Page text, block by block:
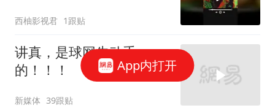
西柚影视君 1跟贴
讲真，是球网先动手
的！！！
新媒体 39跟贴
App内打开